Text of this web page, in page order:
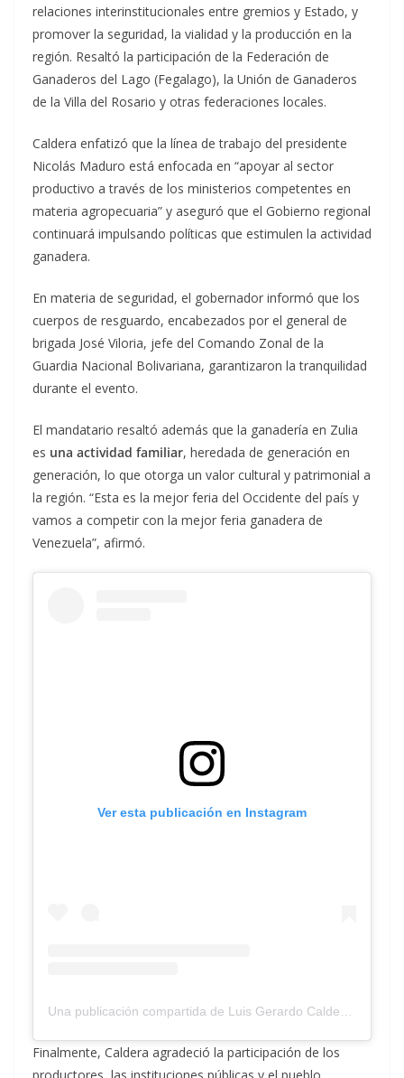
relaciones interinstitucionales entre gremios y Estado, y
promover la seguridad, la vialidad y la producción en la
región. Resaltó la participación de la Federación de
Ganaderos del Lago (Fegalago), la Unión de Ganaderos
de la Villa del Rosario y otras federaciones locales.
Caldera enfatizó que la línea de trabajo del presidente
Nicolás Maduro está enfocada en “apoyar al sector
productivo a través de los ministerios competentes en
materia agropecuaria” y aseguró que el Gobierno regional
continuará impulsando políticas que estimulen la actividad
ganadera.
En materia de seguridad, el gobernador informó que los
cuerpos de resguardo, encabezados por el general de
brigada José Viloria, jefe del Comando Zonal de la
Guardia Nacional Bolivariana, garantizaron la tranquilidad
durante el evento.
El mandatario resaltó además que la ganadería en Zulia
es una actividad familiar, heredada de generación en
generación, lo que otorga un valor cultural y patrimonial a
la región. “Esta es la mejor feria del Occidente del país y
vamos a competir con la mejor feria ganadera de
Venezuela”, afirmó.
Ver esta publicación en Instagram
Una publicación compartida de Luis Gerardo Caldera (@luiseszulia)
Finalmente, Caldera agradeció la participación de los